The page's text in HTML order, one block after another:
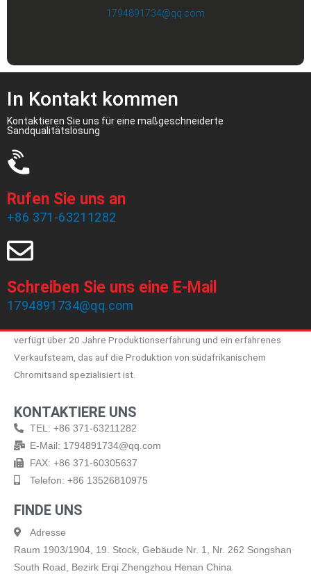
1794891734@qq.com
In Kontakt kommen
Kontaktieren Sie uns für eine maßgeschneiderte
Sandqualitätslösung
Rufen Sie uns an
+86 371-63211282
Schreiben Sie uns eine E-Mail
1794891734@qq.com
verfügt über 20 Jahre Produktionserfahrung und ein erfahrenes
Verkaufsteam, das auf die Produktion von südafrikanischem
Chromitsand spezialisiert ist.
KONTAKTIERE UNS
TEL: +86 371-63211282
E-Mail: 1794891734@qq.com
FAX: +86 371-60305637
Telefon: +86 13526810975
FINDE UNS
Adresse
Raum 1903/1904, 19. Stock, Gebäude Nr. 1, Nr. 262 Songshan
South Road, Bezirk Erqi Zhengzhou Henan China